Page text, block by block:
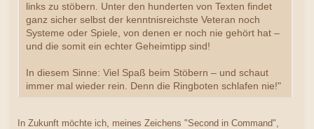
links zu stöbern. Unter den hunderten von Texten findet
ganz sicher selbst der kenntnisreichste Veteran noch
Systeme oder Spiele, von denen er noch nie gehört hat –
und die somit ein echter Geheimtipp sind!
In diesem Sinne: Viel Spaß beim Stöbern – und schaut
immer mal wieder rein. Denn die Ringboten schlafen nie!"
In Zukunft möchte ich, meines Zeichens "Second in Command",